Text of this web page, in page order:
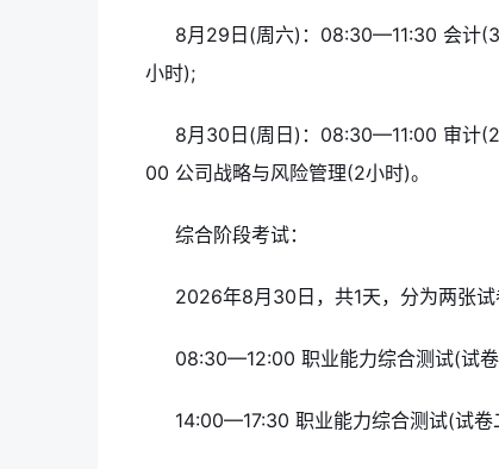
8月29日(周六)：08:30—11:30 会计
小时);
8月30日(周日)：08:30—11:00 审计
00 公司战略与风险管理(2小时)。
综合阶段考试：
2026年8月30日，共1天，分为两张试
08:30—12:00 职业能力综合测试(试
14:00—17:30 职业能力综合测试(试卷